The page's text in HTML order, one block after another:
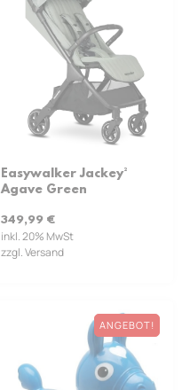
Easywalker Jackey²
Agave Green
349,99 €
inkl. 20% MwSt
zzgl. Versand
ANGEBOT!